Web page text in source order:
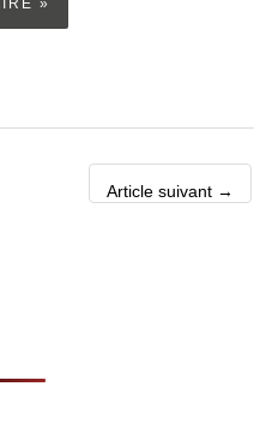
Article suivant →